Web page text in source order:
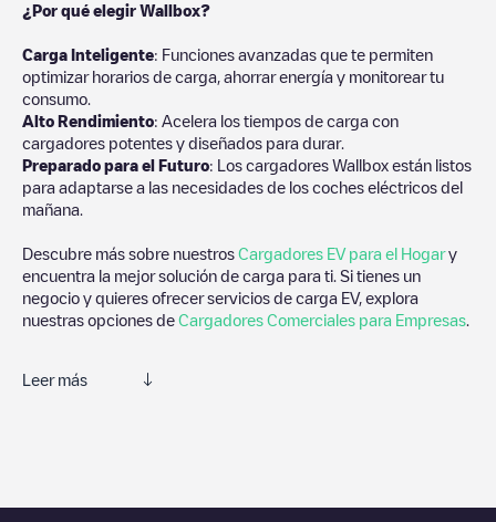
¿Por qué elegir Wallbox?
Carga Inteligente: Funciones avanzadas que te permiten
optimizar horarios de carga, ahorrar energía y monitorear tu
consumo.
Alto Rendimiento: Acelera los tiempos de carga con
cargadores potentes y diseñados para durar.
Preparado para el Futuro: Los cargadores Wallbox están listos
para adaptarse a las necesidades de los coches eléctricos del
mañana.
Descubre más sobre nuestros Cargadores EV para el Hogary
encuentra la mejor solución de carga para ti. Si tienes un
negocio y quieres ofrecer servicios de carga EV, explora
nuestras opciones de Cargadores Comerciales para Empresas
Leer más